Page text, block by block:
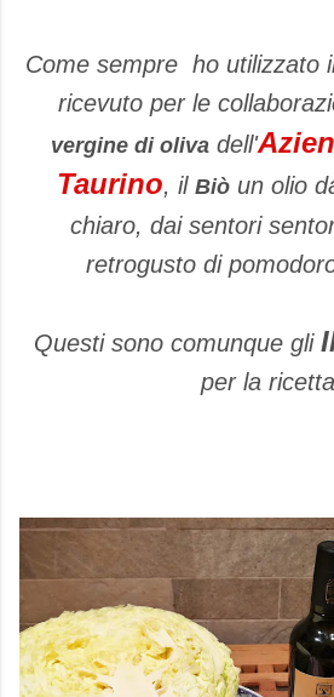
Come sempre ho utilizzato
ricevuto per le
vergine di olivadell'
Taurino, il Biòun olio
chiaro, dai sentori
retrogusto di
Questi sono comunque gli
per la